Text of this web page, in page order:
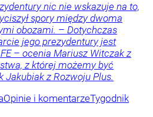
nic nie wskazuje na to,
spory między dwoma
obozami. – Dotychczas
jego prezydentury jest
– ocenia Mariusz Witczak z
z której możemy być
z Rozwoju Plus.
Opinie i komentarzeTygodnik